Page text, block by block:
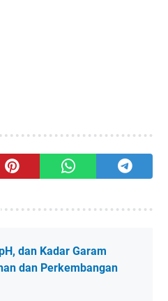
dan Kadar Garam
dan Perkembangan